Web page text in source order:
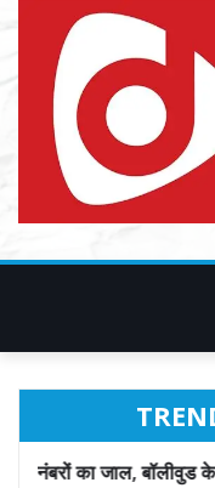
के बाद अब ये बड़ा नाम